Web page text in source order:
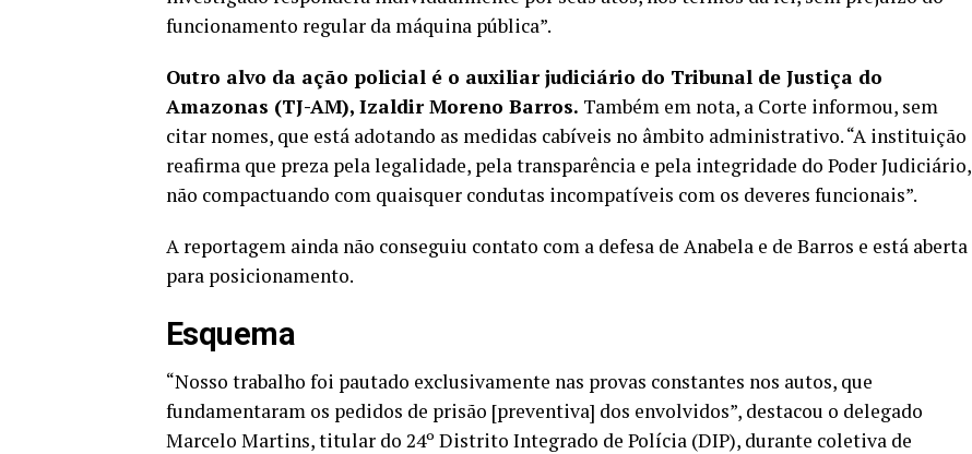
funcionamento regular da máquina pública”.
Outro alvo da ação policial é o auxiliar judiciário do Tribunal de Justiça do
Amazonas (TJ-AM), Izaldir Moreno Barros. Também em nota, a Corte informou, sem
citar nomes, que está adotando as medidas cabíveis no âmbito administrativo. “A instituição
reafirma que preza pela legalidade, pela transparência e pela integridade do Poder Judiciário,
não compactuando com quaisquer condutas incompatíveis com os deveres funcionais”.
A reportagem ainda não conseguiu contato com a defesa de Anabela e de Barros e está aberta
para posicionamento.
Esquema
“Nosso trabalho foi pautado exclusivamente nas provas constantes nos autos, que
fundamentaram os pedidos de prisão [preventiva] dos envolvidos”, destacou o delegado
Marcelo Martins, titular do 24º Distrito Integrado de Polícia (DIP), durante coletiva de